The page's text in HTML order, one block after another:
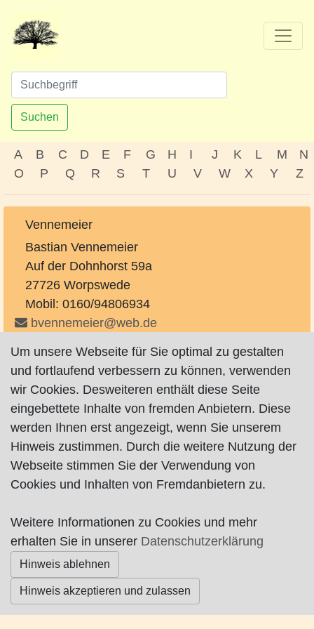
Suchen
A B C D E F G H I J K L M
N
O
P Q R S T U V W X Y Z
Vennemeier
Bastian Vennemeier
Auf der Dohnhorst 59a
27726 Worpswede
Mobil: 0160/94806934
bvennemeier@web.de
Impressum|Datenschutz| AGB
Um unsere Webseite für Sie optimal zu gestalten
und fortlaufend verbessern zu können, verwenden
wir Cookies. Desweiteren enthält diese Seite
eingebettete Inhalte von fremden Anbietern. Diese
werden Ihnen erst angezeigt, wenn Sie unserem
Hinweis zustimmen. Durch die weitere Nutzung der
Webseite stimmen Sie der Verwendung von
Cookies und Inhalten von Fremdanbietern zu.
Weitere Informationen zu Cookies und mehr
erhalten Sie in unserer Datenschutzerklärung
Hinweis ablehnen
Hinweis akzeptieren und zulassen